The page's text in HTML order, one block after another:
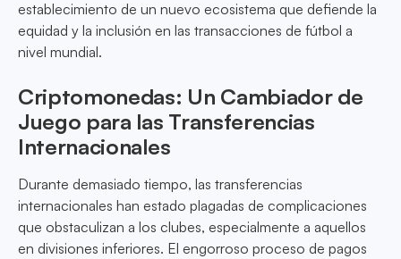
establecimiento de un nuevo ecosistema que defiende la
equidad y la inclusión en las transacciones de fútbol a
nivel mundial.
Criptomonedas: Un Cambiador de
Juego para las Transferencias
Internacionales
Durante demasiado tiempo, las transferencias
internacionales han estado plagadas de complicaciones
que obstaculizan a los clubes, especialmente a aquellos
en divisiones inferiores. El engorroso proceso de pagos